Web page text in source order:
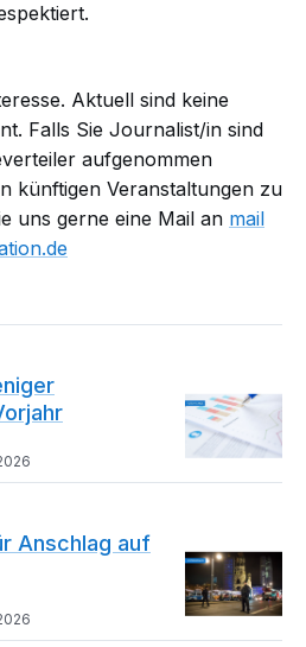
Aktuell sind keine
Falls Sie Journalist/in sind
aufgenommen
künftigen Veranstaltungen zu
uns gerne eine Mail an mail​
Anschlag auf